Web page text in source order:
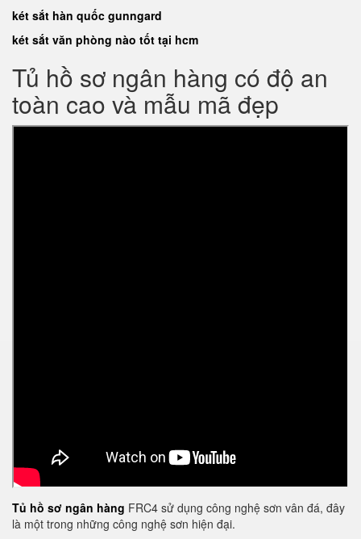
két sắt hàn quốc gunngard
két sắt văn phòng nào tốt tại hcm
Tủ hồ sơ ngân hàng có độ an
toàn cao và mẫu mã đẹp
Tủ hồ sơ ngân hàng FRC4 sử dụng công nghệ sơn vân đá, đây
là một trong những công nghệ sơn hiện đại.